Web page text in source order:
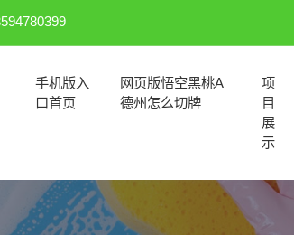
手机版入
口首页
网页版悟空黑桃a
德州怎么切牌
项
目
展
示